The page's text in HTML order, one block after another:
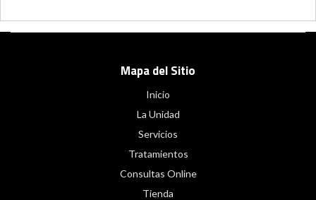
Mapa del Sitio
Inicio
La Unidad
Servicios
Tratamientos
Consultas Online
Tienda